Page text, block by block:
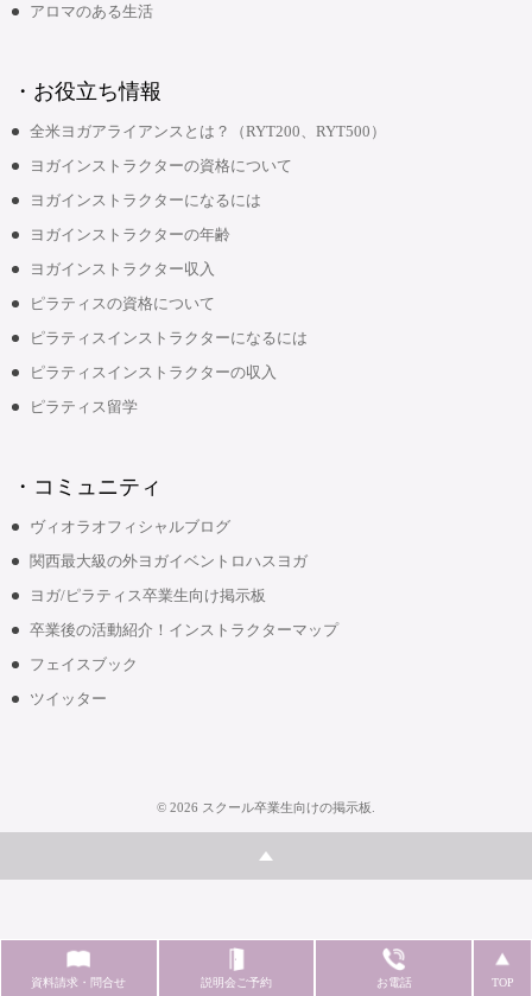
アロマのある生活
・お役立ち情報
全米ヨガアライアンスとは？（RYT200、RYT500）
ヨガインストラクターの資格について
ヨガインストラクターになるには
ヨガインストラクターの年齢
ヨガインストラクター収入
ピラティスの資格について
ピラティスインストラクターになるには
ピラティスインストラクターの収入
ピラティス留学
・コミュニティ
ヴィオラオフィシャルブログ
関西最大級の外ヨガイベントロハスヨガ
ヨガ/ピラティス卒業生向け掲示板
卒業後の活動紹介！インストラクターマップ
フェイスブック
ツイッター
© 2026 スクール卒業生向けの掲示板
資料請求・問合せ 説明会ご予約 お電話 TOP